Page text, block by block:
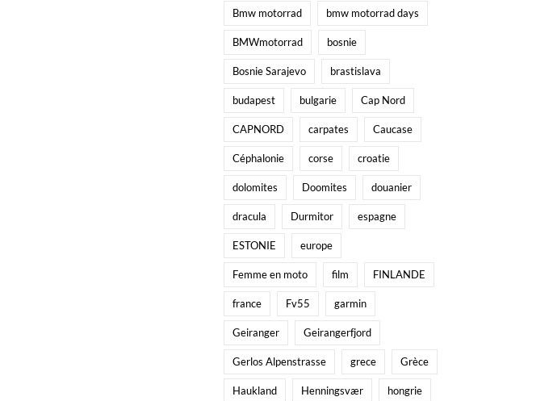
Bmw motorrad bmw motorrad days
BMWmotorrad bosnie
Bosnie Sarajevo brastislava
budapest bulgarie Cap Nord
CAPNORD carpates Caucase
Céphalonie corse croatie
dolomites Doomites douanier
dracula Durmitor espagne
ESTONIE europe
Femme en moto film FINLANDE
france Fv55 garmin
Geiranger Geirangerfjord
Gerlos Alpenstrasse grece Grèce
Haukland Henningsvær hongrie